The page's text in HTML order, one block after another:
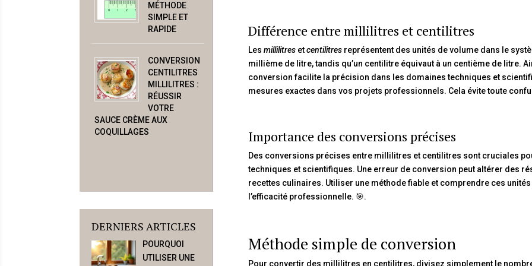
MÉTHODE
SIMPLE ET
RAPIDE
CONVERSION
CENTILITRES
MILLILITRES :
RÉUSSIR
VOTRE
SAUCE CRÈME AUX
COQUILLAGES
DERNIERS ARTICLES
POURQUOI
UTILISER UNE
Différence entre millilitres et centilitres
Les millilitresetcentilitresreprésentent des unités de volume dans le
millième de litre, tandis qu’un centilitre équivaut à un centième de litre.
conversion facilite la précision dans les domaines techniques et
mesures exactes dans vos projets professionnels. Cela évite toute
Importance des conversions précises
Des conversions précises entre millilitres et centilitres sont cruciales
techniques et scientifiques. Une erreur de conversion peut altérer des
recettes culinaires. Utiliser une méthode fiable et comprendre ces
l’efficacité professionnelle. 🎯.
Méthode simple de conversion
Pour convertir des millilitres en centilitres, divisez simplement le